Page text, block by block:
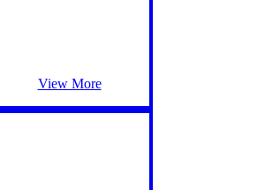
希望していたので海
であっても現地のコ
た。正木さんとお話
ました。 MyVision
て説明するか、論
View More